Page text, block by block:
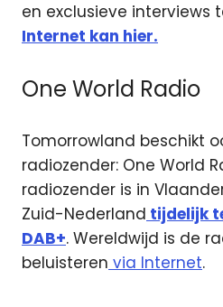
en exclusieve interviews
Internet kan hier.
One World Radio
Tomorrowland beschikt
radiozender: One World
radiozender is in
Zuid-Nederland tijdelijk
DAB+. Wereldwijd is de
beluisteren via Internet.